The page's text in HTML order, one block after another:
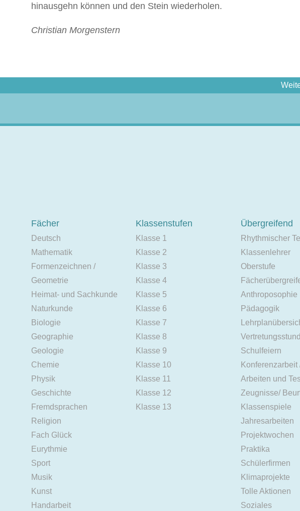
hinausgehn können und den Stein wiederholen.
Christian Morgenstern
Fächer
Deutsch
Mathematik
Formenzeichnen /
Geometrie
Heimat- und Sachkunde
Naturkunde
Biologie
Geographie
Geologie
Chemie
Physik
Geschichte
Fremdsprachen
Religion
Fach Glück
Eurythmie
Sport
Musik
Kunst
Handarbeit
Klassenstufen
Klasse 1
Klasse 2
Klasse 3
Klasse 4
Klasse 5
Klasse 6
Klasse 7
Klasse 8
Klasse 9
Klasse 10
Klasse 11
Klasse 12
Klasse 13
Übergreifend
Rhythmischer
Klassenlehrer
Oberstufe
Anthroposophie
Pädagogik
Schulfeiern
Arbeiten und
Zeugnisse/
Klassenspiele
Jahresarbeiten
Projektwochen
Praktika
Schülerfirmen
Klimaprojekte
Tolle Aktionen
Soziales